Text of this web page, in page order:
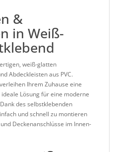
&
in Weiß-
weiß-glatten
Abdeckleistenaus PVC.
Ihrem Zuhause eine
Lösung für eine moderne
des selbstklebenden
und schnell zu montieren
Deckenanschlüsse im Innen-